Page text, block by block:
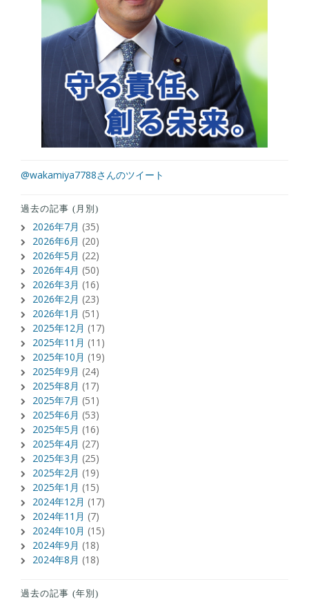
@wakamiya7788さんのツイート
過去の記事 (月別)
2026年7月 (35)
2026年6月 (20)
2026年5月 (22)
2026年4月 (50)
2026年3月 (16)
2026年2月 (23)
2026年1月 (51)
2025年12月 (17)
2025年11月 (11)
2025年10月 (19)
2025年9月 (24)
2025年8月 (17)
2025年7月 (51)
2025年6月 (53)
2025年5月 (16)
2025年4月 (27)
2025年3月 (25)
2025年2月 (19)
2025年1月 (15)
2024年12月 (17)
2024年11月 (7)
2024年10月 (15)
2024年9月 (18)
2024年8月 (18)
過去の記事 (年別)